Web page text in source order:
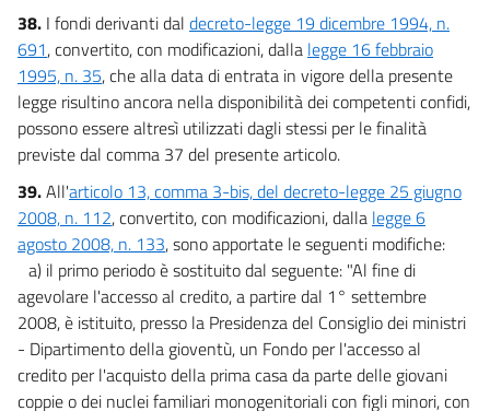
38. I fondi derivanti dal decreto-legge 19 dicembre 1994, n.
691, convertito, con modificazioni, dalla legge 16 febbraio
1995, n. 35, che alla data di entrata in vigore della presente
legge risultino ancora nella disponibilità dei competenti confidi,
possono essere altresì utilizzati dagli stessi per le finalità
previste dal comma 37 del presente articolo.
39.All'articolo 13, comma 3-bis, del decreto-legge 25 giugno
2008, n. 112, convertito, con modificazioni, dalla legge 6
agosto 2008, n. 133, sono apportate le seguenti modifiche:
a) il primo periodo è sostituito dal seguente: "Al fine di
agevolare l'accesso al credito, a partire dal 1° settembre
2008, è istituito, presso la Presidenza del Consiglio dei ministri
- Dipartimento della gioventù, un Fondo per l'accesso al
credito per l'acquisto della prima casa da parte delle giovani
coppie o dei nuclei familiari monogenitoriali con figli minori, con